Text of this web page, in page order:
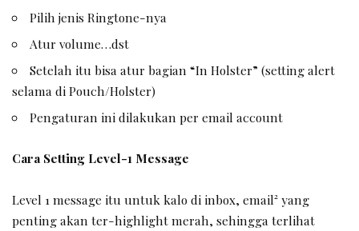
Pilih jenis Ringtone-nya
Atur volume…dst
Setelah itu bisa atur bagian “In Holster” (setting alert
selama di Pouch/Holster)
Pengaturan ini dilakukan per email account
Cara Setting Level-1 Message
Level 1 message itu untuk kalo di inbox, email² yang
penting akan ter-highlight merah, sehingga terlihat